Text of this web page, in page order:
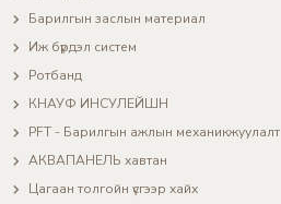
Барилгын заслын материал
Иж бүрдэл систем
Ротбанд
КНАУФ ИНСУЛЕЙШН
PFT - Барилгын ажлын механикжуулалт
АКВАПАНЕЛЬ хавтан
Цагаан толгойн үсгээр хайх